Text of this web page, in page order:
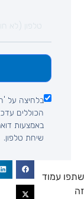
בלחיצה על
הכוללים
שיחת טלפון.
עמוד